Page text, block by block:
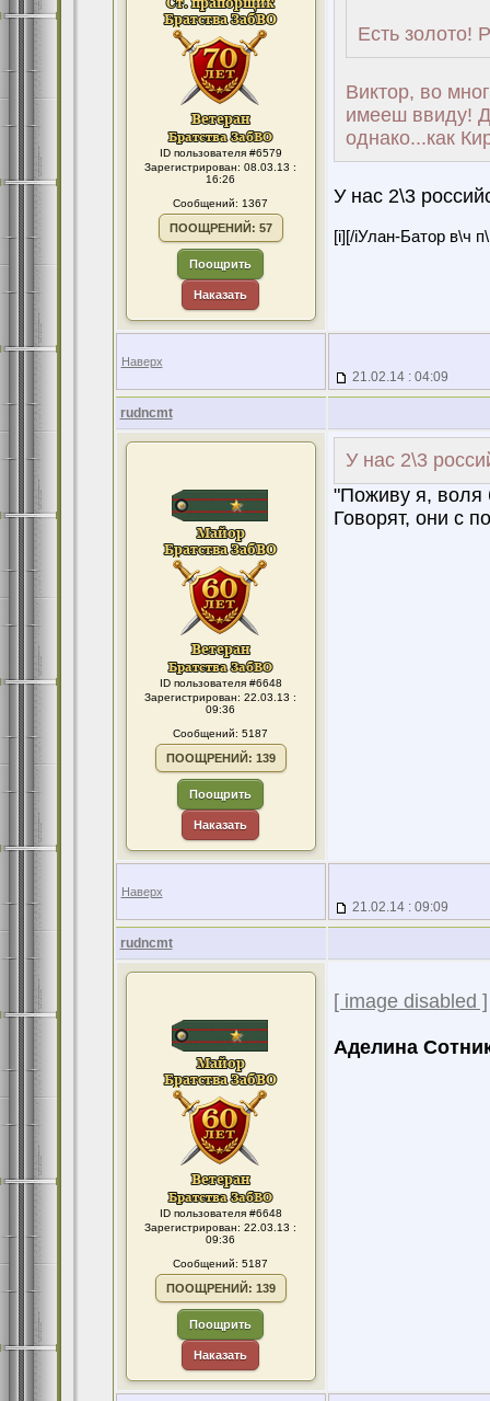
ID пользователя #6579
Зарегистрирован: 08.03.13 :
16:26
Сообщений: 1367
ПООЩРЕНИЙ: 57
Поощрить
Наказать
Есть золото!
Виктор, во
имееш ввиду!
однако...как
У нас 2\3
[i][/iУлан-Батор в\ч
Наверх
21.02.14 : 04:09
rudncmt
ID пользователя #6648
Зарегистрирован: 22.03.13 :
09:36
Сообщений: 5187
ПООЩРЕНИЙ: 139
Поощрить
Наказать
У нас 2\3
"Поживу я, воля
Говорят, они с
Наверх
21.02.14 : 09:09
rudncmt
ID пользователя #6648
Зарегистрирован: 22.03.13 :
09:36
Сообщений: 5187
ПООЩРЕНИЙ: 139
Поощрить
Наказать
[ image disabled ]
Аделина